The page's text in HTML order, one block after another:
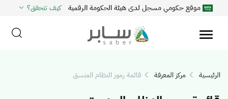
موقع حكومي مسجل لدى هيئة الحكومة الرقمية كيف تتحقق؟
الرئيسية مركز المعرفة قائمة رموز النظام المنسق